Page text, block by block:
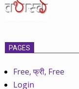
PAGES
Free, फ्री, Free
Login